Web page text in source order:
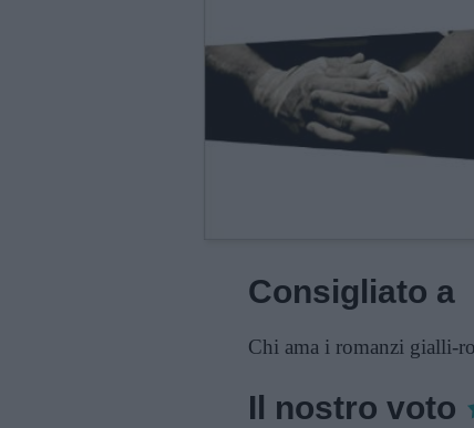
Consigliato a
Chi ama i romanzi gialli-
Il nostro voto